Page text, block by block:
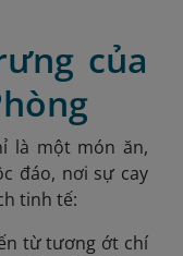
của
là một món ăn,
đáo, nơi sự cay
tinh tế:
từ tương ớt chí